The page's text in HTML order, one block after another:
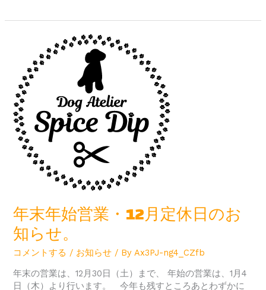
年末年始営業・12月定休日のお
知らせ。
コメントする / お知らせ / By Ax3PJ-ng4_CZfb
年末の営業は、12月30日（土）まで、 年始の営業は、1月4
日（木）より行います。 今年も残すところあとわずかに
営
業・
12
月
定
ら
せ。